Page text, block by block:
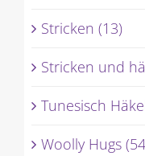
Stricken (13)
Stricken und
Tunesisch
Woolly Hugs